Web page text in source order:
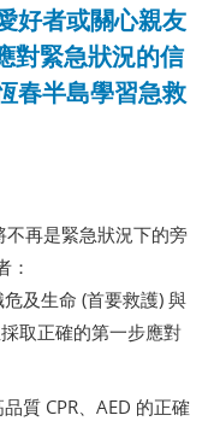
好者或關心親友
對緊急狀況的信
春半島學習急救
不再是緊急狀況下的旁
：
及生命 (首要救護) 與
取正確的第一步應對
質 CPR、AED 的正確